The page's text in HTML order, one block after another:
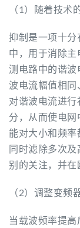
（1）随着技术
抑制是一项十
中，用于消除
测电路中的谐
波电流幅值相同
对谐波电流进
分，从而使电
能对大小和频
同时滤除多次
别的关注，并在
（2）调整变频
当载波频率提